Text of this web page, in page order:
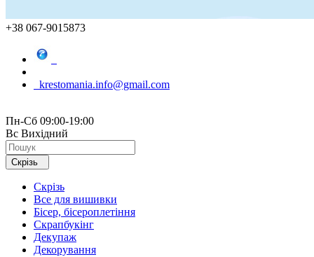
+38 067-9015873
krestomania.info@gmail.com
Пн-Сб 09:00-19:00
Вс Вихідний
Скрізь
Скрізь
Все для вишивки
Бісер, бісероплетіння
Скрапбукінг
Декупаж
Декорування